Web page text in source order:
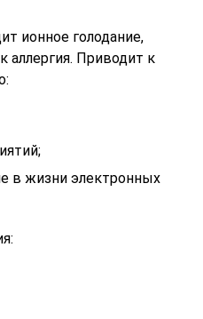
ионное голодание,
аллергия. Приводит к
в жизни электронных